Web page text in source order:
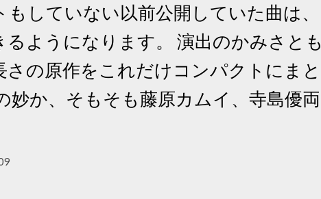
していない以前公開していた曲は、
ようになります。 演出のかみさとも
の原作をこれだけコンパクトにまと
妙か、そもそも藤原カムイ、寺島優両